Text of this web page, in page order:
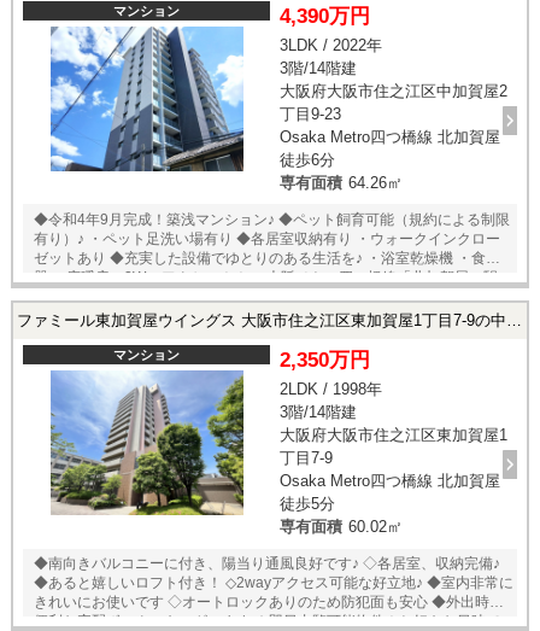
住環境 ・ロピア北加賀屋店まで 徒歩約7分 ・スギ薬局北加賀屋店ま
で 徒歩約8分 ★即日内覧可能物件！お好きな日時でご内覧可能！★ 当
店までお電話いただくか、もしくは24時間対応可能「内覧予約・お問い
合わせ」フォームよりお問い合わせ下さい！業務に精通したスタッフが
丁寧に対応致します。ご来店が困難な場合は、ご希望場所でのお待ち合
わせも可能です。
マンション 4,390万円
3LDK / 2022年
3階/14階建
大阪府大阪市住之江区中加賀屋2
丁目9-23
Osaka Metro四つ橋線 北加賀屋
徒歩6分
専有面積 64.26㎡
◆令和4年9月完成！築浅マンション♪ ◆ペット飼育可能（規約による制限
有り）♪ ・ペット足洗い場有り ◆各居室収納有り ・ウォークインクロー
ゼットあり ◆充実した設備でゆとりのある生活を♪ ・浴室乾燥機 ・食洗
器 ・床暖房 ◆2Wayアクセス！！ ・大阪メトロ四つ橋線「北加賀屋」駅
ファミール東加賀屋ウイングス 大阪市住之江区東加賀屋1丁目7-9の中古マンション
マンション 2,350万円
2LDK / 1998年
3階/14階建
大阪府大阪市住之江区東加賀屋1
丁目7-9
Osaka Metro四つ橋線 北加賀屋
徒歩5分
専有面積 60.02㎡
◆南向きバルコニーに付き、陽当り通風良好です♪ ◇各居室、収納完備♪
◆あると嬉しいロフト付き！ ◇2wayアクセス可能な好立地♪ ◆室内非常に
きれいにお使いです ◇オートロックありのため防犯面も安心 ◆外出時に
便利な宅配ボックスもございます ★即日内覧可能物件！お好きな日時で